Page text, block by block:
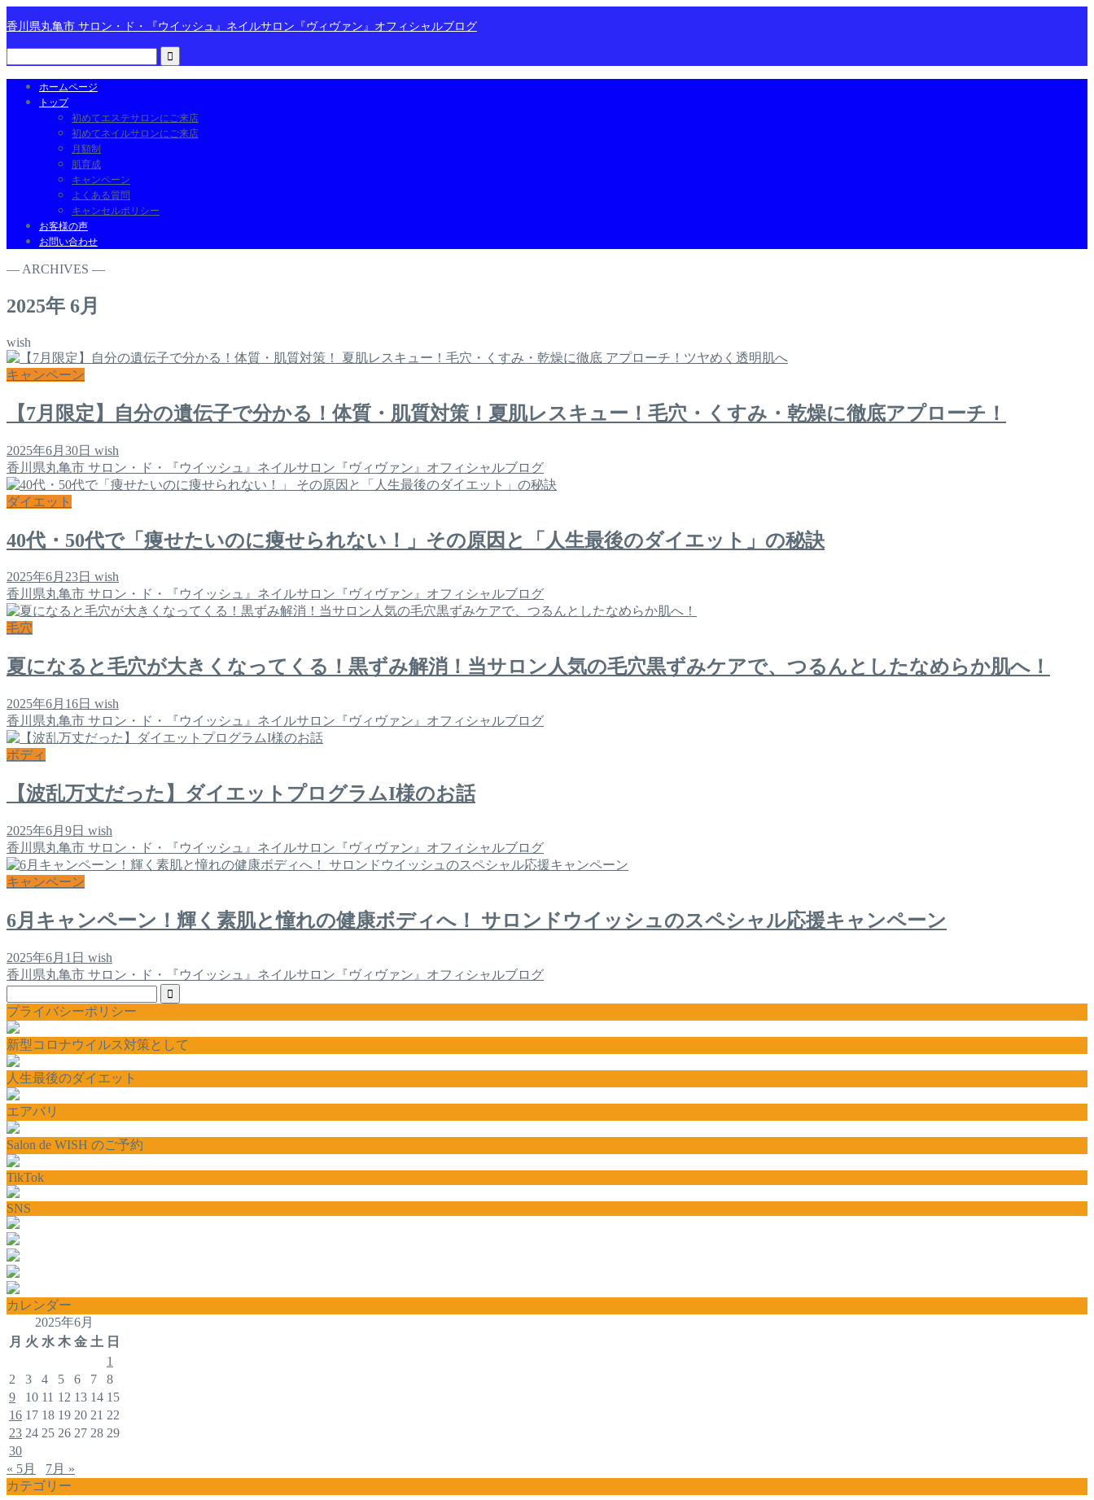
香川県丸亀市 サロン・ド・『ウイッシュ』ネイルサロン『ヴィヴァン』オフィシャルブログ
ホームページ
トップ
初めてエステサロンにご来店
初めてネイルサロンにご来店
月額制
肌育成
キャンペーン
よくある質問
キャンセルポリシー
お客様の声
お問い合わせ
― ARCHIVES ―
2025年 6月
wish
キャンペーン
【7月限定】自分の遺伝子で分かる！体質・肌質対策！夏肌レスキュー！毛穴・くすみ・乾燥に徹底アプローチ！
2025年6月30日 wish
香川県丸亀市 サロン・ド・『ウイッシュ』ネイルサロン『ヴィヴァン』オフィシャルブログ
ダイエット
40代・50代で「痩せたいのに痩せられない！」その原因と「人生最後のダイエット」の秘訣
2025年6月23日 wish
香川県丸亀市 サロン・ド・『ウイッシュ』ネイルサロン『ヴィヴァン』オフィシャルブログ
毛穴
夏になると毛穴が大きくなってくる！黒ずみ解消！当サロン人気の毛穴黒ずみケアで、つるんとしたなめらか肌へ！
2025年6月16日 wish
香川県丸亀市 サロン・ド・『ウイッシュ』ネイルサロン『ヴィヴァン』オフィシャルブログ
ボディ
【波乱万丈だった】ダイエットプログラムI様のお話
2025年6月9日 wish
香川県丸亀市 サロン・ド・『ウイッシュ』ネイルサロン『ヴィヴァン』オフィシャルブログ
キャンペーン
6月キャンペーン！輝く素肌と憧れの健康ボディへ！ サロンドウイッシュのスペシャル応援キャンペーン
2025年6月1日 wish
香川県丸亀市 サロン・ド・『ウイッシュ』ネイルサロン『ヴィヴァン』オフィシャルブログ
プライバシーポリシー
新型コロナウイルス対策として
人生最後のダイエット
エアバリ
Salon de WISH のご予約
TikTok
SNS
カレンダー
2025年6月
月 火 水 木 金 土 日
1
2
3 4 5 6 7
8
9
10 11 12 13 14 15
16 17 18 19 20 21 22
23 24 25 26 27 28 29
30
« 5月
7月 »
カテゴリー